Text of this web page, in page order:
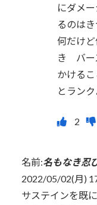
にダメ
るのは
何だけ
き バー
かける
とラン
名前:名もなき忍
2022/05/02(月)
サステインを既